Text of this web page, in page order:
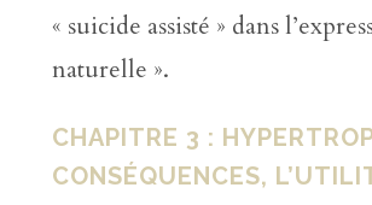
« suicide assisté » dans
naturelle ».
CHAPITRE 3 :
CONSÉQUENCES,